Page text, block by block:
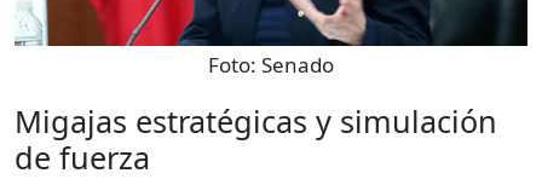
Foto: Senado
Migajas estratégicas y simulación
de fuerza